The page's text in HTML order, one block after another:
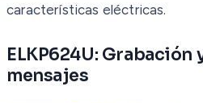
características eléctricas.
ELKP624U:
mensajes